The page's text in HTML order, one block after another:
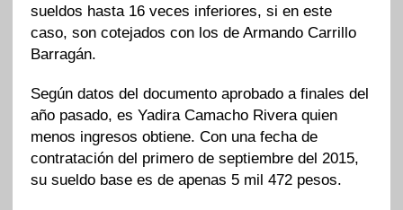
sueldos hasta 16 veces inferiores, si en este
caso, son cotejados con los de Armando Carrillo
Barragán.
Según datos del documento aprobado a finales del
año pasado, es Yadira Camacho Rivera quien
menos ingresos obtiene. Con una fecha de
contratación del primero de septiembre del 2015,
su sueldo base es de apenas 5 mil 472 pesos.